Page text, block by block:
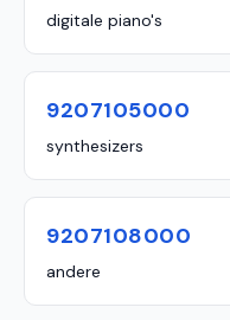
digitale piano's
9207105000
synthesizers
9207108000
andere